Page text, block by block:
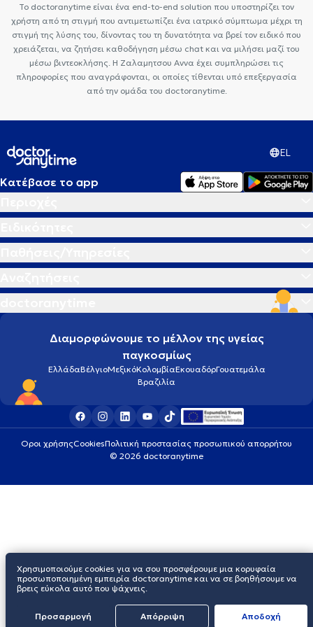
Το doctoranytime είναι ένα end-to-end solution που υποστηρίζει τον
χρήστη από τη στιγμή που αντιμετωπίζει ένα ιατρικό σύμπτωμα μέχρι τη
στιγμή της λύσης του, δίνοντας του τη δυνατότητα να βρεί τον ειδικό που
χρειάζεται, να ζητήσει καθοδήγηση μέσω chat και να μιλήσει μαζί του
μέσω βιντεοκλήσης. Η Ζαλαμητσου Αννα έχει συμπληρώσει τις
πληροφορίες που αναγράφονται, οι οποίες τίθενται υπό επεξεργασία
από την ομάδα του doctoranytime.
EL
Κατέβασε το app
Διαμορφώνουμε το μέλλον της υγείας
παγκοσμίως
ΕλλάδαΒέλγιοΜεξικόΚολομβίαΕκουαδόρΓουατεμάλα
Βραζιλία
Οροι χρήσηςCookiesΠολιτική προστασίας προσωπικού απορρήτου
© 2026 doctoranytime
Χρησιμοποιούμε cookies για να σου προσφέρουμε μια κορυφαία
προσωποποιημένη εμπειρία doctoranytime και να σε βοηθήσουμε να
βρεις εύκολα αυτό που ψάχνεις.
Προσαρμογή Απόρριψη Aποδοχή